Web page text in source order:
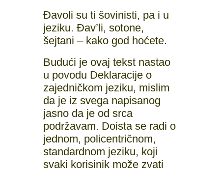
Đavoli su ti šovinisti, pa i u
jeziku. Đav’li, sotone,
šejtani – kako god hoćete.
Budući je ovaj tekst nastao
u povodu Deklaracije o
zajedničkom jeziku, mislim
da je iz svega napisanog
jasno da je od srca
podržavam. Doista se radi o
jednom, policentričnom,
standardnom jeziku, koji
svaki korisinik može zvati